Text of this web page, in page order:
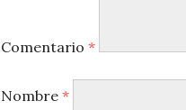
Comentario *
Nombre *